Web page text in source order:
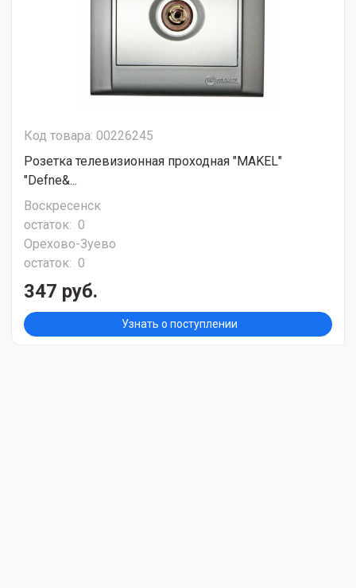
Код товара: 00226245
Розетка телевизионная проходная "MAKEL"
"Defne&...
Воскресенск
остаток: 0
Орехово-Зуево
остаток: 0
347 руб.
Узнать о поступлении